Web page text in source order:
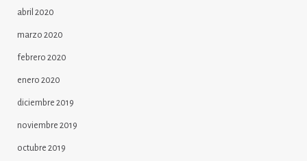
abril 2020
marzo 2020
febrero 2020
enero 2020
diciembre 2019
noviembre 2019
octubre 2019